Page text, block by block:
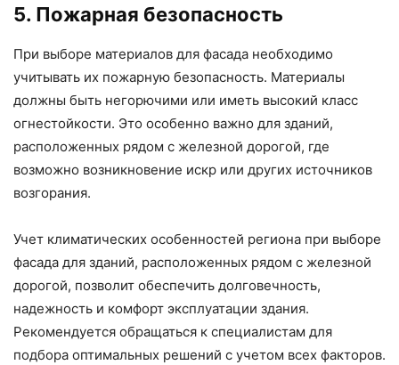
5. Пожарная безопасность
При выборе материалов для фасада необходимо
учитывать их пожарную безопасность. Материалы
должны быть негорючими или иметь высокий класс
огнестойкости. Это особенно важно для зданий,
расположенных рядом с железной дорогой, где
возможно возникновение искр или других источников
возгорания.
Учет климатических особенностей региона при выборе
фасада для зданий, расположенных рядом с железной
дорогой, позволит обеспечить долговечность,
надежность и комфорт эксплуатации здания.
Рекомендуется обращаться к специалистам для
подбора оптимальных решений с учетом всех факторов.